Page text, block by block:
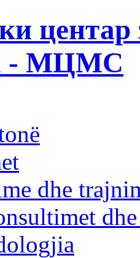
центар
- МЦМС
dhe